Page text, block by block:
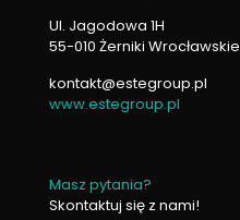
Ul. Jagodowa 1H
55-010 Żerniki Wrocławskie
kontakt@estegroup.pl
www.estegroup.pl
Masz pytania?
Skontaktuj się z nami!